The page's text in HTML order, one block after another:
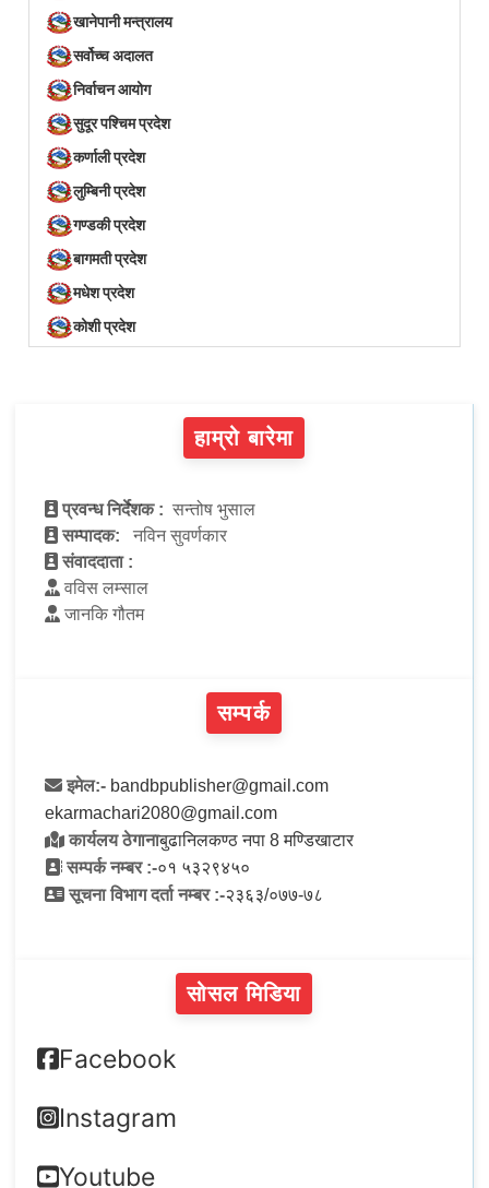
खानेपानी मन्त्रालय
सर्वोच्च अदालत
निर्वाचन आयोग
सुदूर पश्चिम प्रदेश
कर्णाली प्रदेश
लुम्बिनी प्रदेश
गण्डकी प्रदेश
बागमती प्रदेश
मधेश प्रदेश
कोशी प्रदेश
हाम्रो बारेमा
प्रवन्ध निर्देशक : सन्तोष भुसाल
सम्पादक:
नविन सुवर्णकार
संवाददाता :
वविस लम्साल
जानकि गौतम
सम्पर्क
इमेल:- bandbpublisher@gmail.com
ekarmachari2080@gmail.com
कार्यलय ठेगानाबुढानिलकण्ठ नपा 8 मण्डिखाटार
सम्पर्क नम्बर :-०१ ५३२९४५०
सूचना विभाग दर्ता नम्बर :-२३६३/०७७-७८
सोसल मिडिया
Facebook
Instagram
Youtube